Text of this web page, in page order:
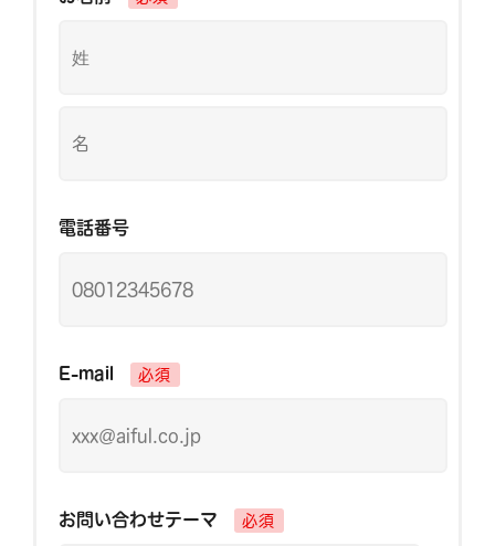
電話番号
E-mail 必須
お問い合わせテーマ 必須